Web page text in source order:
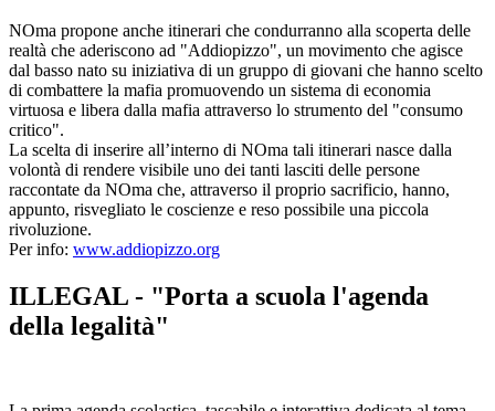
NOma propone anche itinerari che condurranno alla scoperta delle
realtà che aderiscono ad "Addiopizzo", un movimento che agisce
dal basso nato su iniziativa di un gruppo di giovani che hanno scelto
di combattere la mafia promuovendo un sistema di economia
virtuosa e libera dalla mafia attraverso lo strumento del "consumo
critico".
La scelta di inserire all’interno di NOma tali itinerari nasce dalla
volontà di rendere visibile uno dei tanti lasciti delle persone
raccontate da NOma che, attraverso il proprio sacrificio, hanno,
appunto, risvegliato le coscienze e reso possibile una piccola
rivoluzione.
Per info: www.addiopizzo.org
ILLEGAL - "Porta a scuola l'agenda
della legalità"